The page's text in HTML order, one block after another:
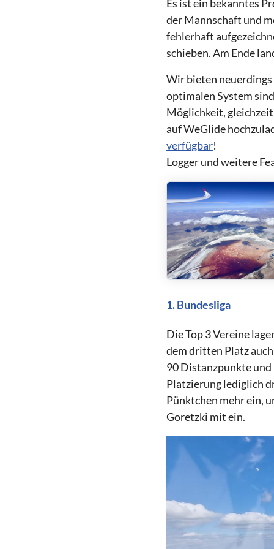
Es ist ein bekanntes
der Mannschaft und
fehlerhaft
schieben. Am Ende
Wir bieten neuerdings
optimalen System
Möglichkeit,
auf WeGlide
verfügbar!
Logger und weitere
1. Bundesliga
Die Top 3 Vereine
dem dritten Platz
90 Distanzpunkte
Platzierung lediglich
Pünktchen mehr ein,
Goretzki mit ein.